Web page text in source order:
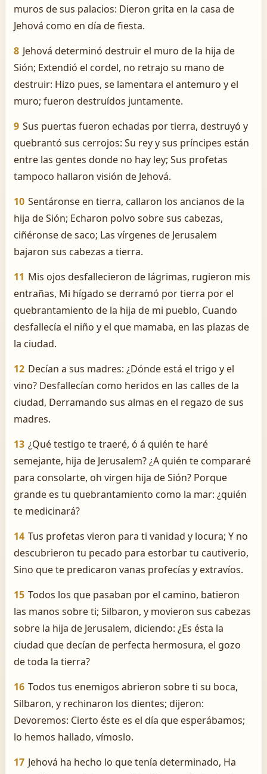
muros de sus palacios: Dieron grita en la casa de
Jehová como en día de fiesta.
8 Jehová determinó destruir el muro de la hija de
Sión; Extendió el cordel, no retrajo su mano de
destruir: Hizo pues, se lamentara el antemuro y el
muro; fueron destruídos juntamente.
9 Sus puertas fueron echadas por tierra, destruyó y
quebrantó sus cerrojos: Su rey y sus príncipes están
entre las gentes donde no hay ley; Sus profetas
tampoco hallaron visión de Jehová.
10 Sentáronse en tierra, callaron los ancianos de la
hija de Sión; Echaron polvo sobre sus cabezas,
ciñéronse de saco; Las vírgenes de Jerusalem
bajaron sus cabezas a tierra.
11 Mis ojos desfallecieron de lágrimas, rugieron mis
entrañas, Mi hígado se derramó por tierra por el
quebrantamiento de la hija de mi pueblo, Cuando
desfallecía el niño y el que mamaba, en las plazas de
la ciudad.
12 Decían a sus madres: ¿Dónde está el trigo y el
vino? Desfallecían como heridos en las calles de la
ciudad, Derramando sus almas en el regazo de sus
madres.
13 ¿Qué testigo te traeré, ó á quién te haré
semejante, hija de Jerusalem? ¿A quién te compararé
para consolarte, oh virgen hija de Sión? Porque
grande es tu quebrantamiento como la mar: ¿quién
te medicinará?
14 Tus profetas vieron para ti vanidad y locura; Y no
descubrieron tu pecado para estorbar tu cautiverio,
Sino que te predicaron vanas profecías y extravíos.
15 Todos los que pasaban por el camino, batieron
las manos sobre ti; Silbaron, y movieron sus cabezas
sobre la hija de Jerusalem, diciendo: ¿Es ésta la
ciudad que decían de perfecta hermosura, el gozo
de toda la tierra?
16 Todos tus enemigos abrieron sobre ti su boca,
Silbaron, y rechinaron los dientes; dijeron:
Devoremos: Cierto éste es el día que esperábamos;
lo hemos hallado, vímoslo.
17 Jehová ha hecho lo que tenía determinado, Ha